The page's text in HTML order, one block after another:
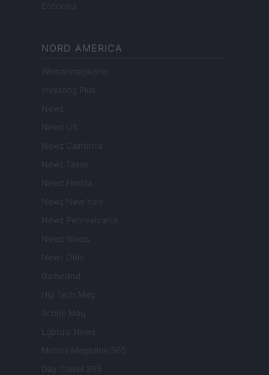
Encocina
NORD AMERICA
Womanmagazine
Investing Plus
Newz
Newz US
Newz California
Newz Texas
Newz Florida
Newz New York
Newz Pennsylvania
Newz Illinois
Newz Ohio
Gameland
Hig Tech Mag
Scoop Mag
Lgbtqia News
Motors Magazine 365
Day Travel 365